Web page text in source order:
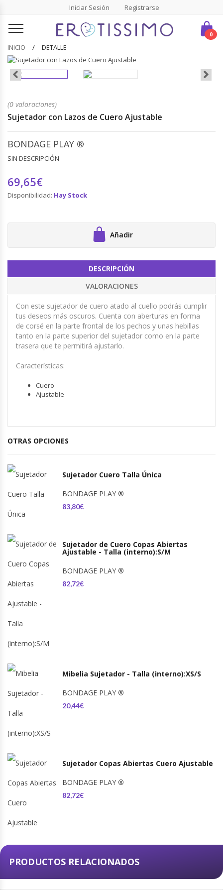
Iniciar Sesión Registrarse
0
INICIO DETALLE
(0 valoraciones)
Sujetador con Lazos de Cuero Ajustable
BONDAGE PLAY ®
SIN DESCRIPCIÓN
69,65€
Disponibilidad: Hay Stock
Añadir
DESCRIPCIÓN
VALORACIONES
Con este sujetador de cuero atado al cuello podrás cumplir
tus deseos más oscuros. Cuenta con aberturas en forma
de corsé en la parte frontal de los pechos y unas hebillas
tanto en la parte superior del sujetador como en la parte
trasera que te permitirá ajustarlo.
Características:
Cuero
Ajustable
OTRAS OPCIONES
Sujetador Cuero Talla Única
BONDAGE PLAY ®
83,80€
Sujetador de Cuero Copas Abiertas
Ajustable - Talla (interno):S/M
BONDAGE PLAY ®
82,72€
Mibelia Sujetador - Talla (interno):XS/S
BONDAGE PLAY ®
20,44€
Sujetador Copas Abiertas Cuero Ajustable
BONDAGE PLAY ®
82,72€
PRODUCTOS RELACIONADOS